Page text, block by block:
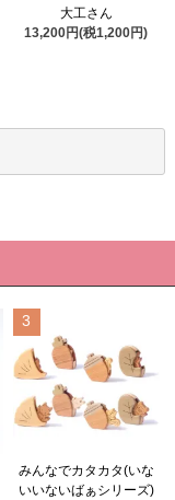
大工さん
13,200円(税1,200円)
3
みんなでカタカタ(いな
いいないばぁシリーズ)